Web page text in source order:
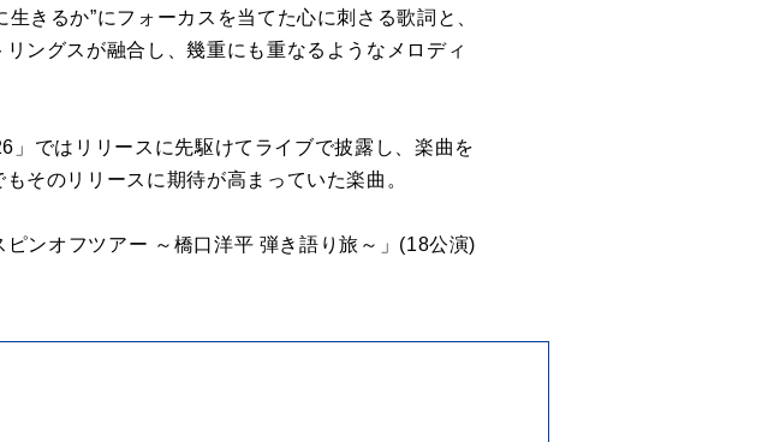
きるか”にフォーカスを当てた心に刺さる歌詞と、
ングスが融合し、幾重にも重なるようなメロディ
ではリリースに先駆けてライブで披露し、楽曲を
そのリリースに期待が高まっていた楽曲。
ンオフツアー ～橋口洋平 弾き語り旅～」(18公演)